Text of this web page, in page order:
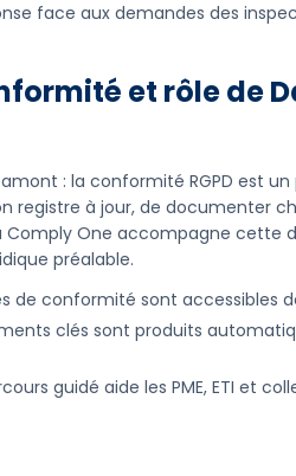
face aux demandes des
et rôle de
: la conformité RGPD est
registre à jour, de documenter
One accompagne cette
préalable.
de conformité sont accessibles
clés sont produits
guidé aide les PME, ETI et